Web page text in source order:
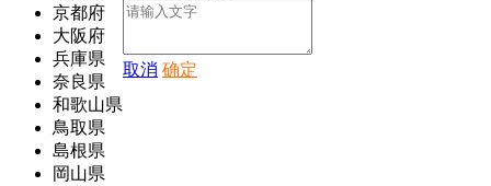
京都府
大阪府
兵庫県
奈良県
和歌山県
鳥取県
島根県
岡山県
取消 确定